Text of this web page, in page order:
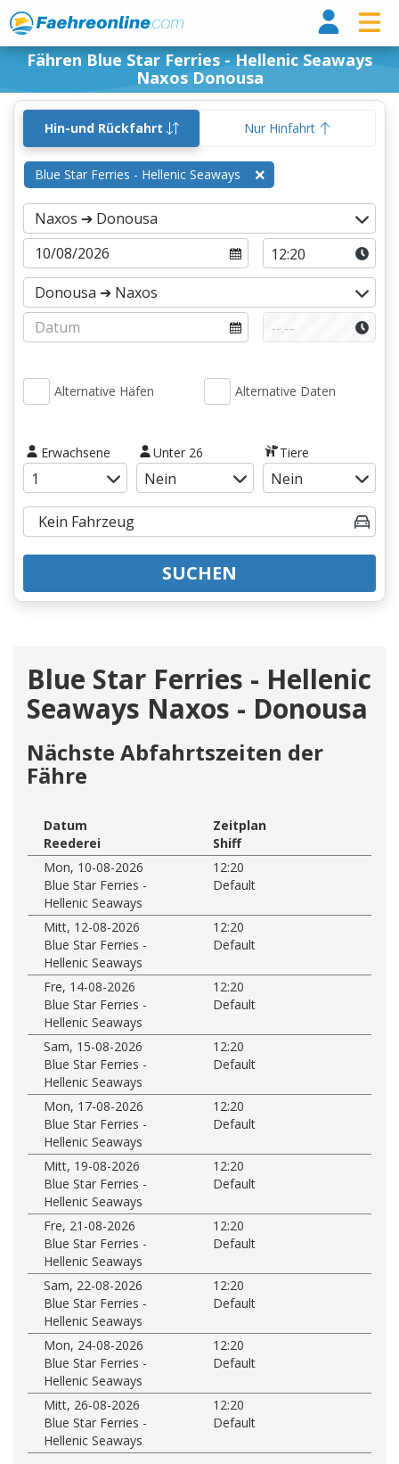
Fähren Blue Star Ferries - Hellenic Seaways
Naxos Donousa
Hin-und Rückfahrt Nur Hinfahrt
Blue Star Ferries - Hellenic Seaways
Alternative Häfen Alternative Daten
Erwachsene Unter 26 Tiere
SUCHEN
Blue Star Ferries - Hellenic
Seaways Naxos - Donousa
Nächste Abfahrtszeiten der
Fähre
Datum
Zeitplan
Reederei
Shiff
Mon, 10-08-2026
12:20
Blue Star Ferries -
Hellenic Seaways
Default
Mitt, 12-08-2026
12:20
Blue Star Ferries -
Hellenic Seaways
Default
Fre, 14-08-2026
12:20
Blue Star Ferries -
Hellenic Seaways
Default
Sam, 15-08-2026
12:20
Blue Star Ferries -
Hellenic Seaways
Default
Mon, 17-08-2026
12:20
Blue Star Ferries -
Hellenic Seaways
Default
Mitt, 19-08-2026
12:20
Blue Star Ferries -
Hellenic Seaways
Default
Fre, 21-08-2026
12:20
Blue Star Ferries -
Hellenic Seaways
Default
Sam, 22-08-2026
12:20
Blue Star Ferries -
Hellenic Seaways
Default
Mon, 24-08-2026
12:20
Blue Star Ferries -
Hellenic Seaways
Default
Mitt, 26-08-2026
12:20
Blue Star Ferries -
Hellenic Seaways
Default